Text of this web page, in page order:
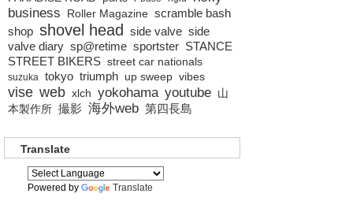
business
Roller Magazine scramble bash
shop shovel head side valve side
valve diary sp@retime sportster STANCE
STREET BIKERS street car nationals
suzuka tokyo triumph up sweep vibes
vise web xlch yokohama youtube 山
本製作所 撮影 海外web 第四長島
Translate
Powered by Translate